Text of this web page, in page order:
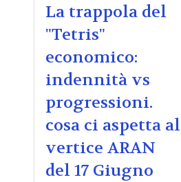
La trappola del
"Tetris"
economico:
indennità vs
progressioni.
cosa ci aspetta al
vertice ARAN
del 17 Giugno